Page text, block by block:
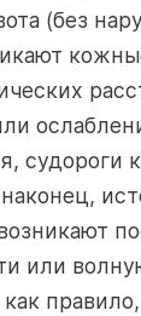
(без
судороги
или